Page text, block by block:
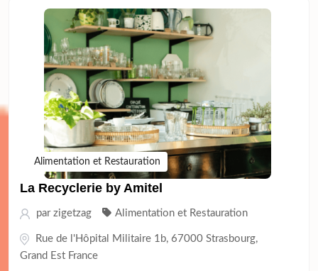
Alimentation et Restauration
La Recyclerie by Amitel
par zigetzag Alimentation et Restauration
Rue de l'Hôpital Militaire 1b, 67000 Strasbourg,
Grand Est France